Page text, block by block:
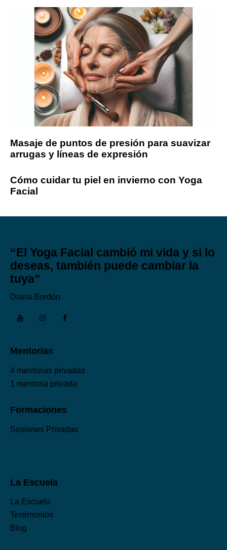
Masaje de puntos de presión para suavizar
arrugas y líneas de expresión
Cómo cuidar tu piel en invierno con Yoga
Facial
“El Yoga Facial cambió mi vida y si lo
deseas, también puede cambiar la
tuya”
Diana Bordón
Mentorias
4 mentorias privadas
1 mentoria privada
Formaciones
Sesiones Privadas
La Escuela
La Escuela
Testimonios
Blog